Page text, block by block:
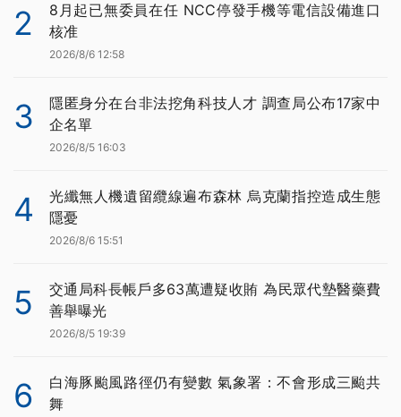
2
8月起已無委員在任 NCC停發手機等電信設備進口
核准
2026/8/6 12:58
3
隱匿身分在台非法挖角科技人才 調查局公布17家中
企名單
2026/8/5 16:03
4
光纖無人機遺留纜線遍布森林 烏克蘭指控造成生態
隱憂
2026/8/6 15:51
5
交通局科長帳戶多63萬遭疑收賄 為民眾代墊醫藥費
善舉曝光
2026/8/5 19:39
6
白海豚颱風路徑仍有變數 氣象署：不會形成三颱共
舞